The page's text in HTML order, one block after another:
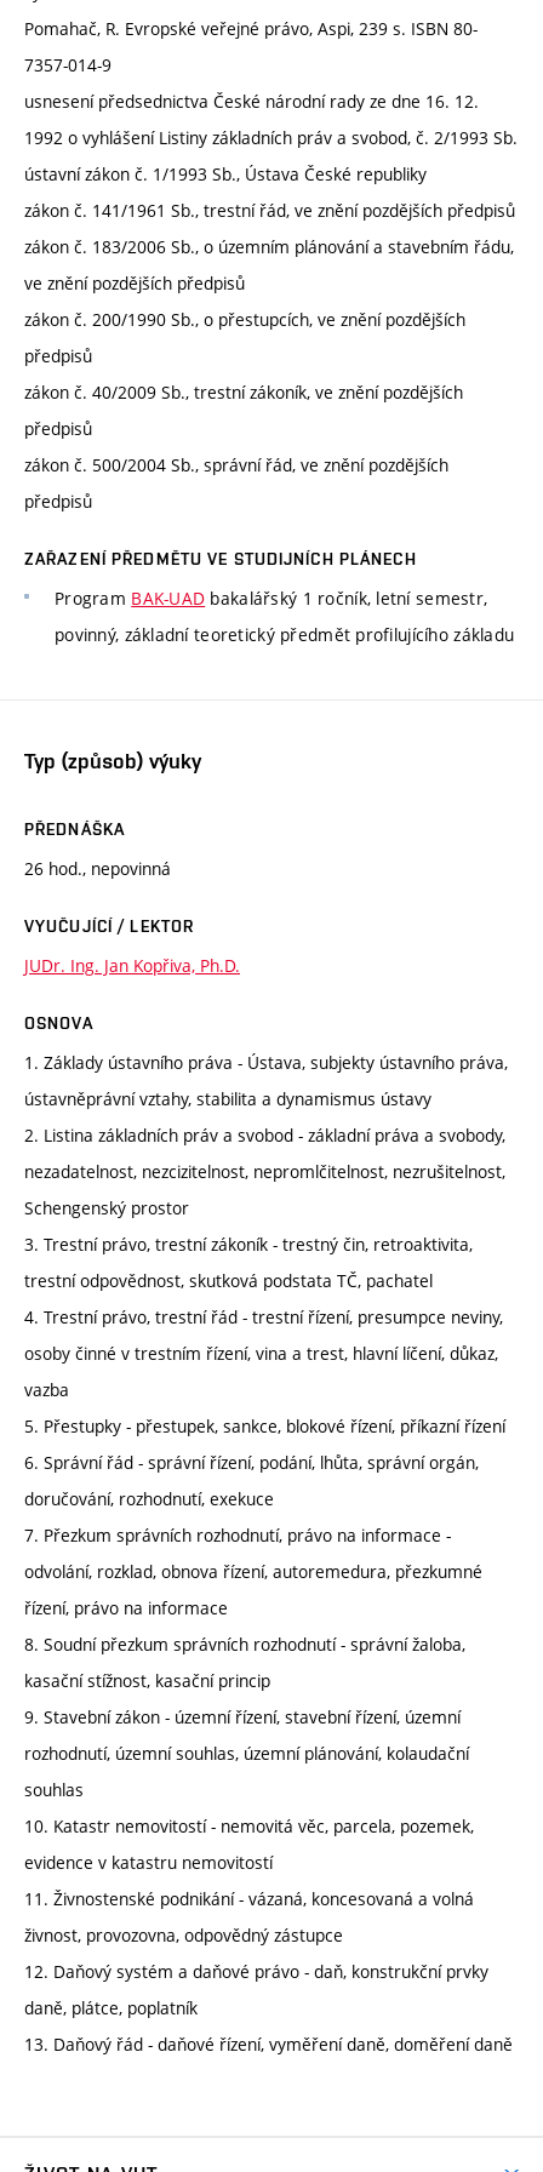
Pomahač, R. Evropské veřejné právo, Aspi, 239 s. ISBN 80-
7357-014-9
usnesení předsednictva České národní rady ze dne 16. 12.
1992 o vyhlášení Listiny základních práv a svobod, č. 2/1993 Sb.
ústavní zákon č. 1/1993 Sb., Ústava České republiky
zákon č. 141/1961 Sb., trestní řád, ve znění pozdějších předpisů
zákon č. 183/2006 Sb., o územním plánování a stavebním řádu,
ve znění pozdějších předpisů
zákon č. 200/1990 Sb., o přestupcích, ve znění pozdějších
předpisů
zákon č. 40/2009 Sb., trestní zákoník, ve znění pozdějších
předpisů
zákon č. 500/2004 Sb., správní řád, ve znění pozdějších
předpisů
ZAŘAZENÍ PŘEDMĚTU VE STUDIJNÍCH PLÁNECH
Program BAK-UAD bakalářský 1 ročník, letní semestr,
povinný, základní teoretický předmět profilujícího základu
Typ (způsob) výuky
PŘEDNÁŠKA
26 hod., nepovinná
VYUČUJÍCÍ / LEKTOR
JUDr. Ing. Jan Kopřiva, Ph.D.
OSNOVA
1. Základy ústavního práva - Ústava, subjekty ústavního práva,
ústavněprávní vztahy, stabilita a dynamismus ústavy
2. Listina základních práv a svobod - základní práva a svobody,
nezadatelnost, nezcizitelnost, nepromlčitelnost, nezrušitelnost,
Schengenský prostor
3. Trestní právo, trestní zákoník - trestný čin, retroaktivita,
trestní odpovědnost, skutková podstata TČ, pachatel
4. Trestní právo, trestní řád - trestní řízení, presumpce neviny,
osoby činné v trestním řízení, vina a trest, hlavní líčení, důkaz,
vazba
5. Přestupky - přestupek, sankce, blokové řízení, příkazní řízení
6. Správní řád - správní řízení, podání, lhůta, správní orgán,
doručování, rozhodnutí, exekuce
7. Přezkum správních rozhodnutí, právo na informace -
odvolání, rozklad, obnova řízení, autoremedura, přezkumné
řízení, právo na informace
8. Soudní přezkum správních rozhodnutí - správní žaloba,
kasační stížnost, kasační princip
9. Stavební zákon - územní řízení, stavební řízení, územní
rozhodnutí, územní souhlas, územní plánování, kolaudační
souhlas
10. Katastr nemovitostí - nemovitá věc, parcela, pozemek,
evidence v katastru nemovitostí
11. Živnostenské podnikání - vázaná, koncesovaná a volná
živnost, provozovna, odpovědný zástupce
12. Daňový systém a daňové právo - daň, konstrukční prvky
daně, plátce, poplatník
13. Daňový řád - daňové řízení, vyměření daně, doměření daně